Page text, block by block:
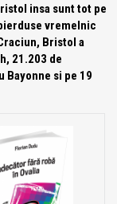
insa sunt tot pe
vremelnic
Bristol a
21.203 de
si pe 19